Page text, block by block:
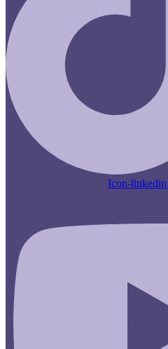
Icon-linkedin